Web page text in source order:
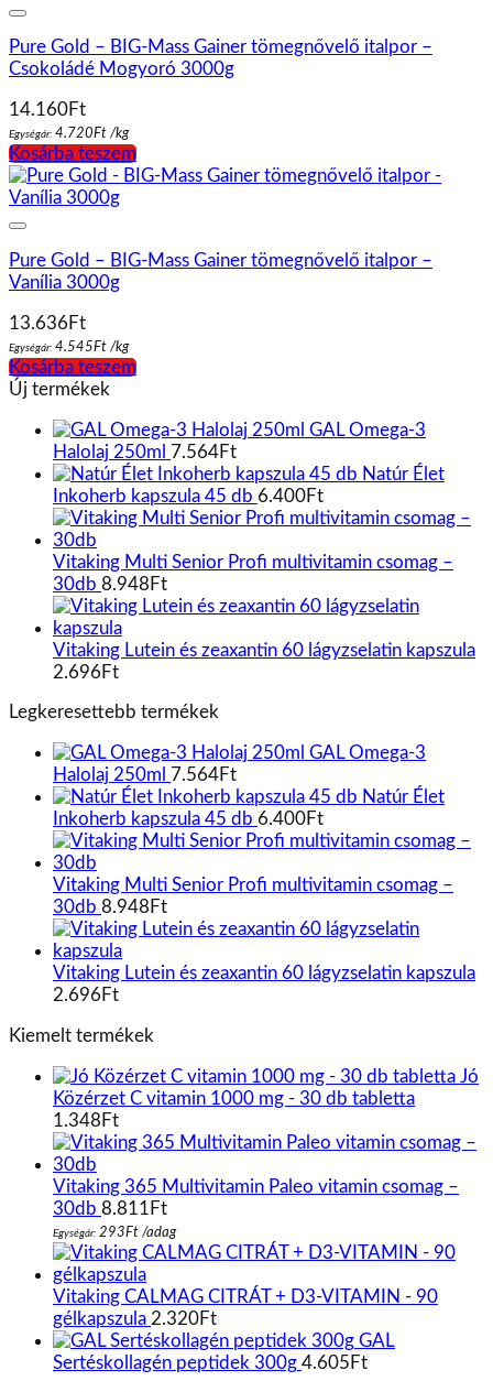
Pure Gold – BIG-Mass Gainer tömegnővelő italpor –
Csokoládé Mogyoró 3000g
14.160Ft
Egységár: 4.720Ft /kg
Kosárba teszem
Pure Gold – BIG-Mass Gainer tömegnővelő italpor –
Vanília 3000g
13.636 Ft
Egységár: 4.545Ft /kg
Kosárba teszem
Új termékek
GAL Omega-3
Halolaj 250ml 7.564Ft
Natúr Élet
Inkoherb kapszula 45 db 6.400Ft
Vitaking Multi Senior Profi multivitamin csomag –
30db 8.948 Ft
Vitaking Lutein és zeaxantin 60 lágyzselatin kapszula
2.696 Ft
Legkeresettebb termékek
GAL Omega-3
Halolaj 250ml 7.564Ft
Natúr Élet
Inkoherb kapszula 45 db 6.400Ft
Vitaking Multi Senior Profi multivitamin csomag –
30db 8.948 Ft
Vitaking Lutein és zeaxantin 60 lágyzselatin kapszula
2.696 Ft
Kiemelt termékek
Jó
Közérzet C vitamin 1000 mg - 30 db tabletta
1.348 Ft
Vitaking 365 Multivitamin Paleo vitamin csomag –
30db 8.811 Ft
Egységár: 293Ft /adag
Vitaking CALMAG CITRÁT + D3-VITAMIN - 90
gélkapszula 2.320Ft
GAL
Sertéskollagén peptidek 300g 4.605 Ft